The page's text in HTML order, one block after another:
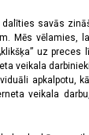
savās
Mēs vēlamies,
uz
veikala
apkalpotu,
veikala